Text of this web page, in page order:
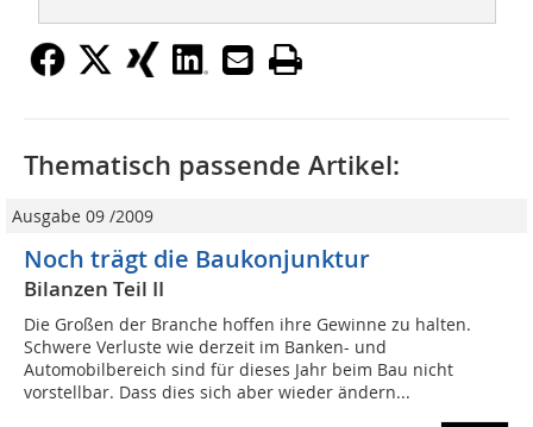
Thematisch passende Artikel:
Ausgabe 09 /2009
Noch trägt die Baukonjunktur
Bilanzen Teil II
Die Großen der Branche hoffen ihre Gewinne zu halten.
Schwere Verluste wie derzeit im Banken- und
Automobilbereich sind für dieses Jahr beim Bau nicht
vorstellbar. Dass dies sich aber wieder ändern...